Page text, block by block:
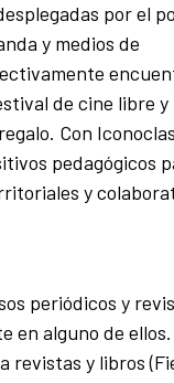
por el
y medios de
de cine libre y
Con
pedagógicos
y
periódicos y
en alguno de ellos.
revistas y libros